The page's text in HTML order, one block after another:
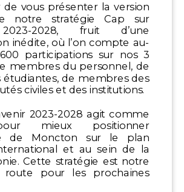
de vous présenter la version
notre stratégie Cap sur
2023-2028, fruit d’une
inédite, où l’on compte au-
participations sur nos 3
membres du personnel, de
étudiantes, de membres des
civiles et des institutions.
2023-2028 agit comme
mieux positionner
de Moncton sur le plan
et au sein de la
Cette stratégie est notre
pour les prochaines